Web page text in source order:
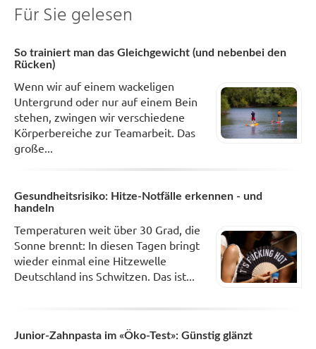
Für Sie gelesen
So trainiert man das Gleichgewicht (und nebenbei den
Rücken)
Wenn wir auf einem wackeligen
Untergrund oder nur auf einem Bein
stehen, zwingen wir verschiedene
Körperbereiche zur Teamarbeit. Das
große...
Gesundheitsrisiko: Hitze-Notfälle erkennen - und
handeln
Temperaturen weit über 30 Grad, die
Sonne brennt: In diesen Tagen bringt
wieder einmal eine Hitzewelle
Deutschland ins Schwitzen. Das ist...
Junior-Zahnpasta im «Öko-Test»: Günstig glänzt